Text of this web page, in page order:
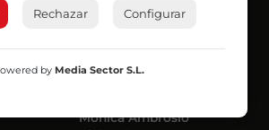
Jon
Joseba
Luis Carlos
Mónica Ambrosio
Rechazar Configurar
by Media Sector S.L.